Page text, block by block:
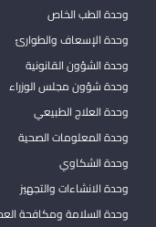
وحدة الطب الخاص
وحدة الإسعاف والطوارئ
وحدة الشؤون القانونية
وحدة شؤون مجلس الوزراء
وحدة العلاج الطبيعي
وحدة المعلومات الصحية
وحدة الشكاوي
وحدة الانشاءات والتجهيز
وحدة السلامة ومكافحة